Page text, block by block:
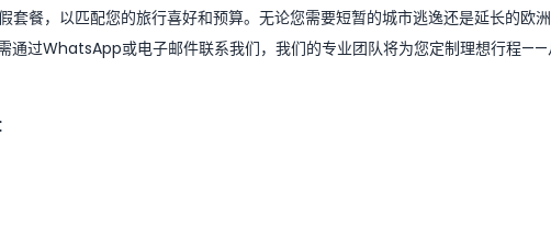
餐，以匹配您的旅行喜好和预算。无论您需要短暂的城市逃逸还是延长的欧
通过WhatsApp或电子邮件联系我们，我们的专业团队将为您定制理想行程——